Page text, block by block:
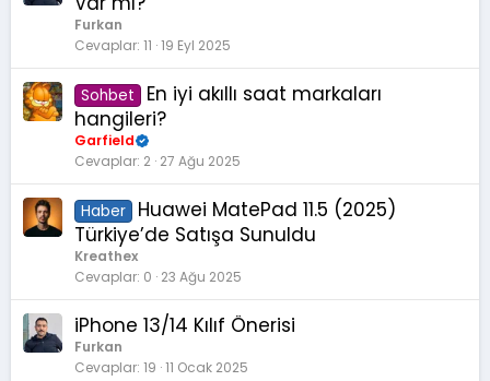
Furkan
Cevaplar 11 19 Eyl 2025
Sohbet
En iyi akıllı saat markaları
hangileri?
Garfield
Cevaplar 2 27 Ağu 2025
Haber
Huawei MatePad 11.5 (2025)
Türkiye’de Satışa Sunuldu
Kreathex
Cevaplar 0 23 Ağu 2025
iPhone 13/14 Kılıf Önerisi
Furkan
Cevaplar 19 11 Ocak 2025